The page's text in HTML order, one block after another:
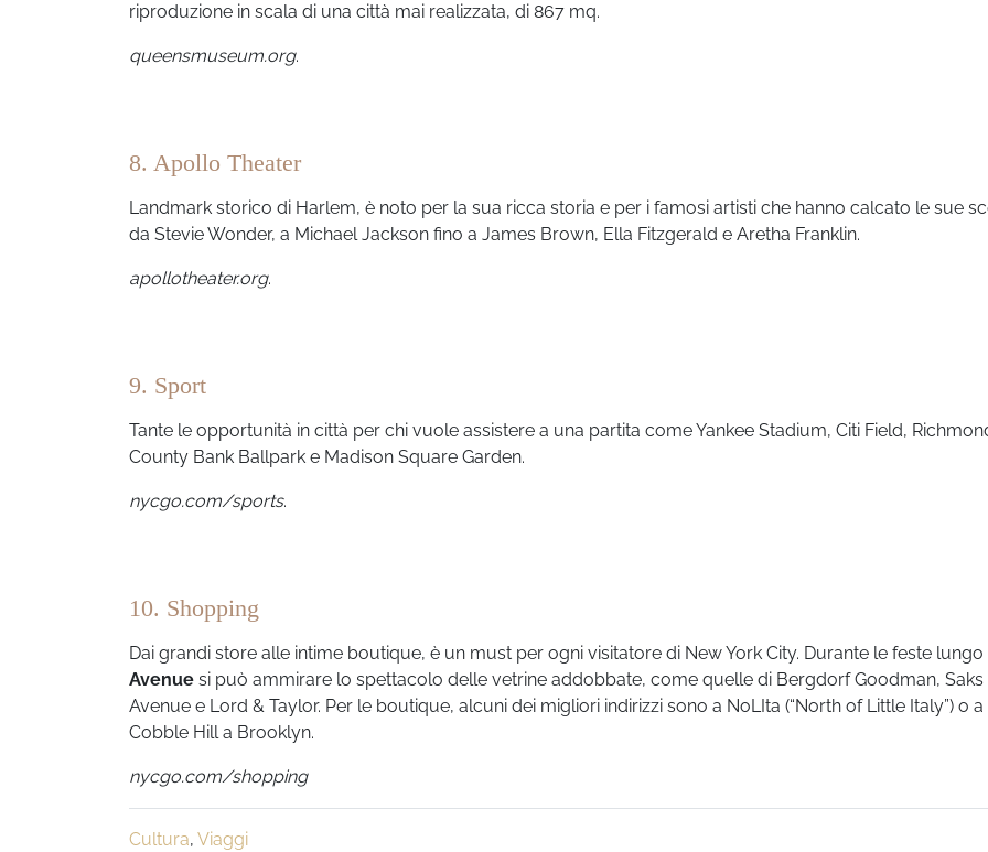
riproduzione in scala di una città mai realizzata, di 867 mq.
queensmuseum.org.
8. Apollo Theater
Landmark storico di Harlem, è noto per la sua ricca storia e per i famosi artisti che hanno calcato le sue
da Stevie Wonder, a Michael Jackson fino a James Brown, Ella Fitzgerald e Aretha Franklin.
apollotheater.org.
9. Sport
Tante le opportunità in città per chi vuole assistere a una partita come Yankee Stadium, Citi Field,
County Bank Ballpark e Madison Square Garden.
nycgo.com/sports.
10. Shopping
Dai grandi store alle intime boutique, è un must per ogni visitatore di New York City. Durante le feste lungo
Avenue si può ammirare lo spettacolo delle vetrine addobbate, come quelle di Bergdorf Goodman, Saks
Avenue e Lord & Taylor. Per le boutique, alcuni dei migliori indirizzi sono a NoLIta (“North of Little Italy”) o a
Cobble Hill a Brooklyn.
nycgo.com/shopping
Cultura, Viaggi